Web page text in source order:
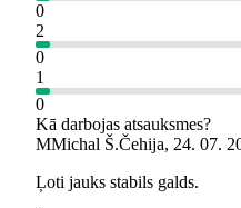
0
2
0
1
0
Kā darbojas atsauksmes?
MMichal Š.Čehija, 24. 07.
Ļoti jauks stabils galds.